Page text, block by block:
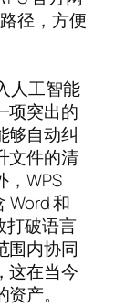
径，方便
人工智能
项突出的
够自动纠
文件的清
，WPS
Word 和
打破语言
围内协同
这在当今
产。